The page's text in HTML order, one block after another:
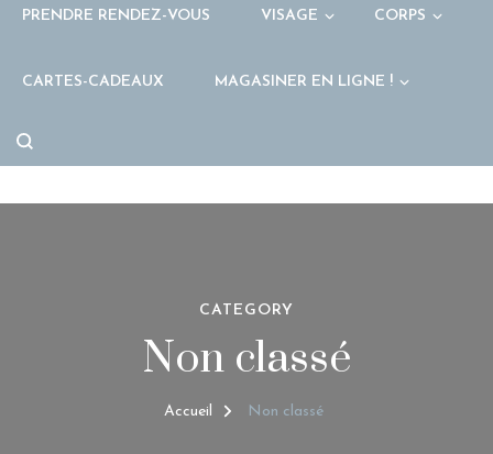
PRENDRE RENDEZ-VOUS VISAGE CORPS
CARTES-CADEAUX MAGASINER EN LIGNE !
CATEGORY
Non classé
Accueil Non classé